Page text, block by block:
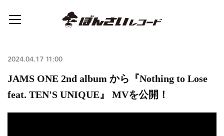
2024.04.17 11:00
JAMS ONE 2nd album から『Nothing to Lose
feat. TEN'S UNIQUE』 MVを公開！